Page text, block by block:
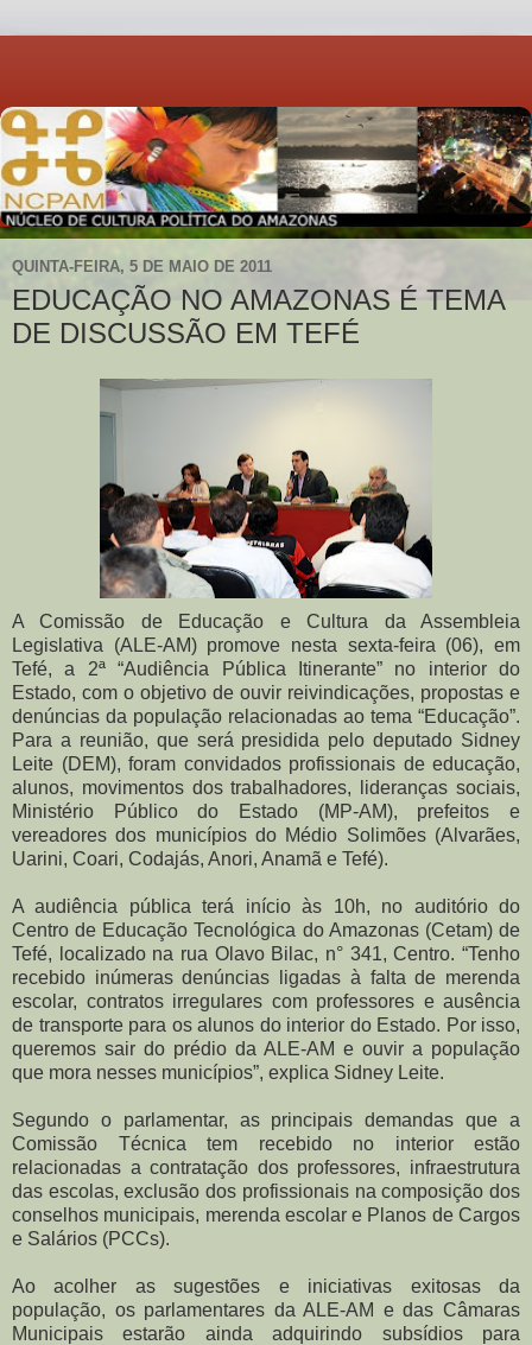
QUINTA-FEIRA, 5 DE MAIO DE 2011
EDUCAÇÃO NO AMAZONAS É TEMA
DE DISCUSSÃO EM TEFÉ
A Comissão de Educação e Cultura da Assembleia
Legislativa (ALE-AM) promove nesta sexta-feira (06), em
Tefé, a 2ª “Audiência Pública Itinerante” no interior do
Estado, com o objetivo de ouvir reivindicações, propostas e
denúncias da população relacionadas ao tema “Educação”.
Para a reunião, que será presidida pelo deputado Sidney
Leite (DEM), foram convidados profissionais de educação,
alunos, movimentos dos trabalhadores, lideranças sociais,
Ministério Público do Estado (MP-AM), prefeitos e
vereadores dos municípios do Médio Solimões (Alvarães,
Uarini, Coari, Codajás, Anori, Anamã e Tefé).
A audiência pública terá início às 10h, no auditório do
Centro de Educação Tecnológica do Amazonas (Cetam) de
Tefé, localizado na rua Olavo Bilac, n° 341, Centro. “Tenho
recebido inúmeras denúncias ligadas à falta de merenda
escolar, contratos irregulares com professores e ausência
de transporte para os alunos do interior do Estado. Por isso,
queremos sair do prédio da ALE-AM e ouvir a população
que mora nesses municípios”, explica Sidney Leite.
Segundo o parlamentar, as principais demandas que a
Comissão Técnica tem recebido no interior estão
relacionadas a contratação dos professores, infraestrutura
das escolas, exclusão dos profissionais na composição dos
conselhos municipais, merenda escolar e Planos de Cargos
e Salários (PCCs).
Ao acolher as sugestões e iniciativas exitosas da
população, os parlamentares da ALE-AM e das Câmaras
Municipais estarão ainda adquirindo subsídios para